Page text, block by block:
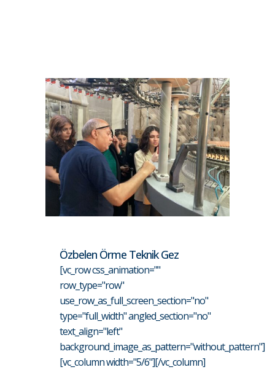
Özbelen Örme Teknik Gez
[vc_row css_animation=""
row_type="row"
use_row_as_full_screen_section="no"
type="full_width" angled_section="no"
text_align="left"
background_image_as_pattern="without_pattern"]
[vc_column width="5/6"][/vc_column]